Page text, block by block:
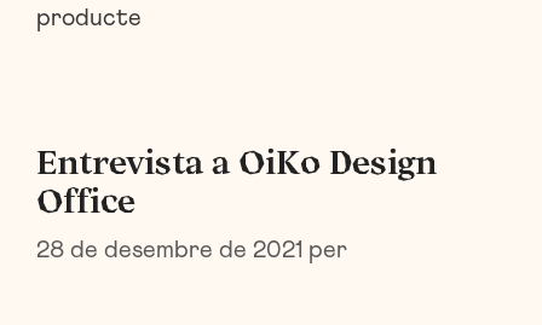
producte
Entrevista a OiKo Design
Office
28 de desembre de 2021 per